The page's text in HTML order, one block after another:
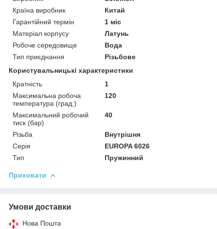
Країна виробник
Китай
Гарантійний термін
1 міс
Матеріал корпусу
Латунь
Робоче середовище
Вода
Тип приєднання
Різьбове
Користувальницькі характеристики
Кратність
1
Максимальна робоча
температура (град.)
120
Максимальний робочий
тиск (бар)
40
Різьба
Внутрішня
Серія
EUROPA 6026
Тип
Пружинний
Приховати
Умови доставки
Нова Пошта